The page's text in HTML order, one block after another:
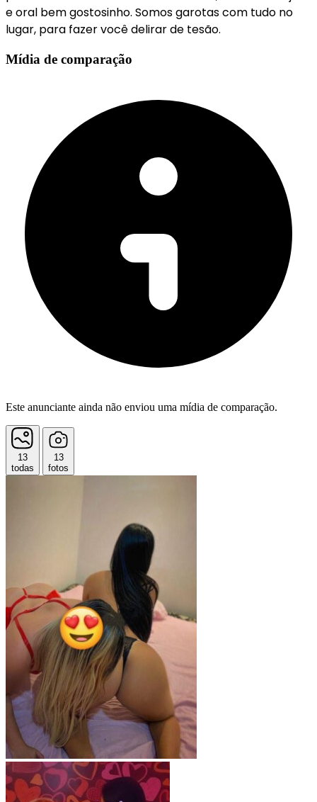
e oral bem gostosinho. Somos garotas com tudo no
lugar, para fazer você delirar de tesão.
Mídia de comparação
Este anunciante ainda não enviou uma mídia de comparação.
13
todas
13
fotos